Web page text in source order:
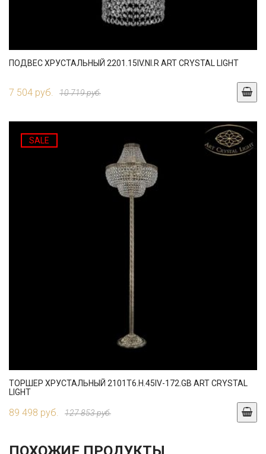
ПОДВЕС ХРУСТАЛЬНЫЙ 2201.15IV.NI.R ART CRYSTAL LIGHT
7 504 руб. 10 719 руб.
SALE
ТОРШЕР ХРУСТАЛЬНЫЙ 2101T6.H.45IV-172.GB ART CRYSTAL
LIGHT
89 498 руб. 127 853 руб.